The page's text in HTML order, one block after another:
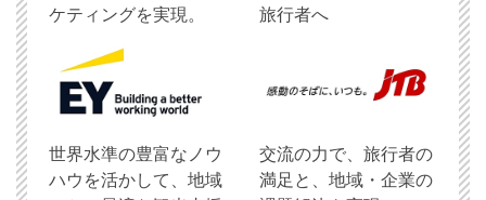
ケティングを実現。
旅行者へ
世界水準の豊富なノウ
ハウを活かして、地域
交流の力で、旅行者の
満足と、地域・企業の